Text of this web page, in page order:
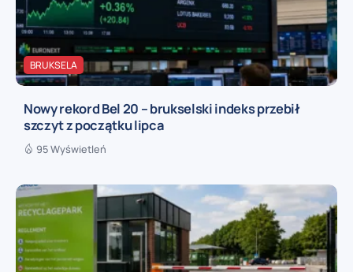
BRUKSELA
Nowy rekord Bel 20 – brukselski indeks przebił
szczyt z początku lipca
95 Wyświetleń